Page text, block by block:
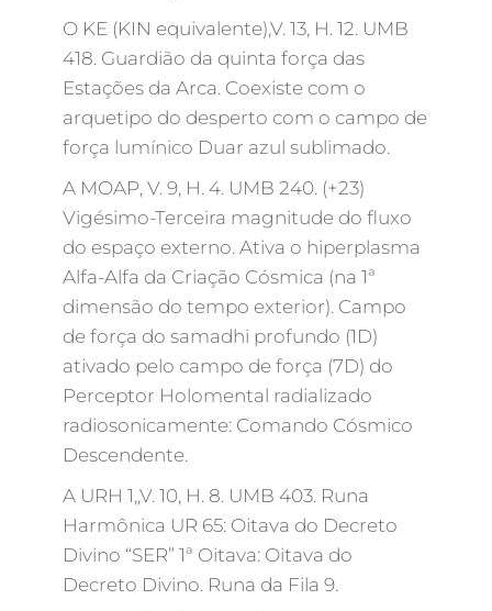
O KE (KIN equivalente),V. 13, H. 12. UMB
418. Guardião da quinta força das
Estações da Arca. Coexiste com o
arquetipo do desperto com o campo de
força lumínico Duar azul sublimado.
A MOAP, V. 9, H. 4. UMB 240. (+23)
Vigésimo-Terceira magnitude do fluxo
do espaço externo. Ativa o hiperplasma
Alfa-Alfa da Criação Cósmica (na 1ª
dimensão do tempo exterior). Campo
de força do samadhi profundo (1D)
ativado pelo campo de força (7D) do
Perceptor Holomental radializado
radiosonicamente: Comando Cósmico
Descendente.
A URH 1,,V. 10, H. 8. UMB 403. Runa
Harmônica UR 65: Oitava do Decreto
Divino “SER” 1ª Oitava: Oitava do
Decreto Divino. Runa da Fila 9.